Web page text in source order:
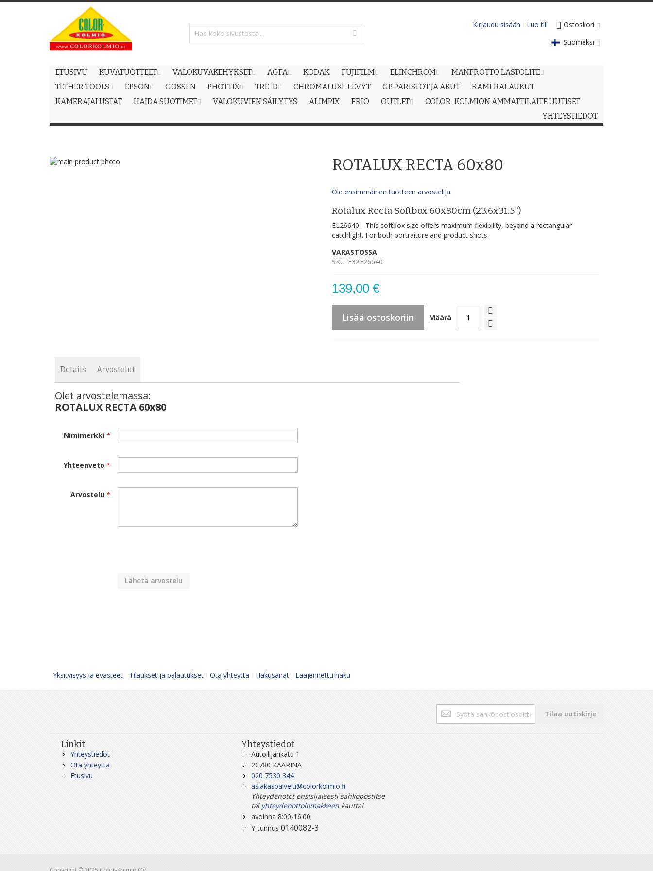
Content
Ostoskori
Kirjaudu sisään
Luo tili
Suomeksi
ETUSIVU KUVATUOTTEET VALOKUVAKEHYKSET AGFA KODAK FUJIFILM ELINCHROM
MANFROTTO LASTOLITE
TETHER TOOLS
EPSON GOSSEN PHOTTIX TRE-D CHROMALUXE LEVYT GP PARISTOT JA AKUT
KAMERALAUKUT
KAMERAJALUSTAT
HAIDA SUOTIMET VALOKUVIEN SÄILYTYS ALIMPIX FRIO OUTLET
COLOR-KOLMION AMMATTILAITE UUTISET
YHTEYSTIEDOT
Skip
ROTALUX RECTA 60x80
Ole ensimmäinen tuotteen arvostelija
Rotalux Recta Softbox 60x80cm (23.6x31.5")
EL26640 - This softbox size offers maximum flexibility, beyond a rectangular
catchlight. For both portraiture and product shots.
VARASTOSSA
SKU E32E26640
139,00 €
Määrä
Lisää ostoskoriin
Details Arvostelut
Olet arvostelemassa:
ROTALUX RECTA 60x80
Nimimerkki
Yhteenveto
Arvostelu
Lähetä arvostelu
Yksityisyys ja evästeet Tilaukset ja palautukset Ota yhteyttä Hakusanat Laajennettu haku
Tilaa
uutiskirjeemme:
Tilaa uutiskirje
Linkit
Yhteystiedot
Ota yhteyttä
Etusivu
Yhteystiedot
Autoilijankatu 1
20780 KAARINA
020 7530 344
asiakaspalvelu@colorkolmio.fi
Yhteydenotot ensisijaisesti sähköpostitse
tai yhteydenottolomakkeenkautta!
avoinna 8:00-16:00
Y-tunnus 0140082-3